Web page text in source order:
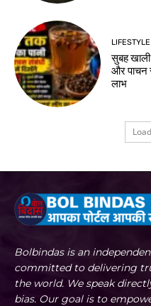
LIFESTYLE
सुबह
और पाचन
लाभ
Bolbindas is an
committed to delivering
the world. We speak
bias. Our goal is to